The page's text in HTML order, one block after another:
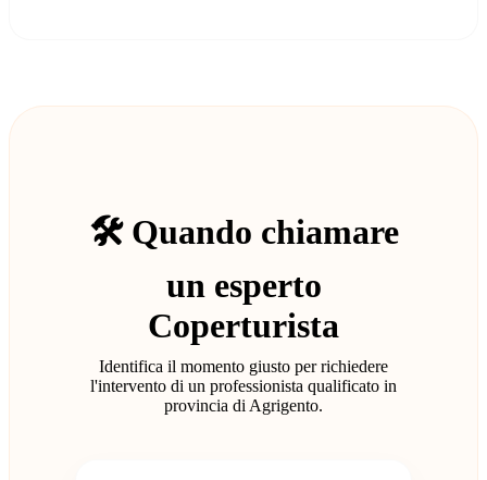
🛠️ Quando chiamare
un esperto
Coperturista
Identifica il momento giusto per richiedere
l'intervento di un professionista qualificato in
provincia di Agrigento.